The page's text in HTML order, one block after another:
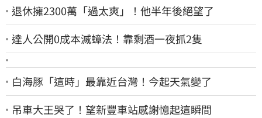
退休擁2300萬「過太爽」！他半年後絕望了
達人公開0成本滅蟑法！靠剩酒一夜抓2隻
白海豚「這時」最靠近台灣！今起天氣變了
吊車大王哭了！望新豐車站感謝憶起這瞬間